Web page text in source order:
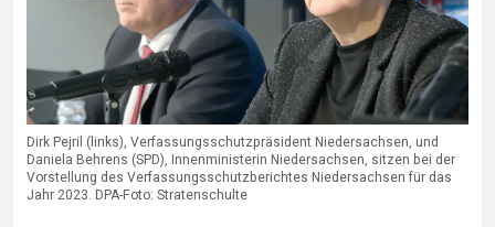
Dirk Pejril (links), Verfassungsschutzpräsident Niedersachsen, und
Daniela Behrens (SPD), Innenministerin Niedersachsen, sitzen bei der
Vorstellung des Verfassungsschutzberichtes Niedersachsen für das
Jahr 2023. DPA-Foto: Stratenschulte